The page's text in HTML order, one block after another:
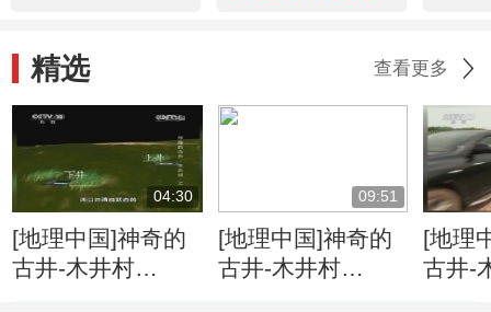
精选 查看更多
04:30
[地理中国]神奇的
古井-木井村
09:51
[地理中国]神奇的
古井-木井村
[地理
古井-